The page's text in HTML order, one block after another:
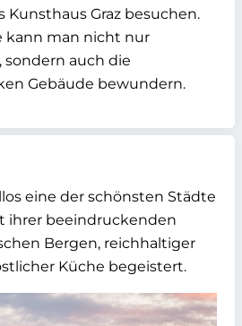
Kunsthaus Graz besuchen.
kann man nicht nur
auch die
Gebäude bewundern.
eine der schönsten Städte
ihrer beeindruckenden
Bergen, reichhaltiger
Küche begeistert.